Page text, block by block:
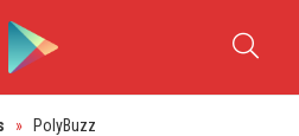
» PolyBuzz